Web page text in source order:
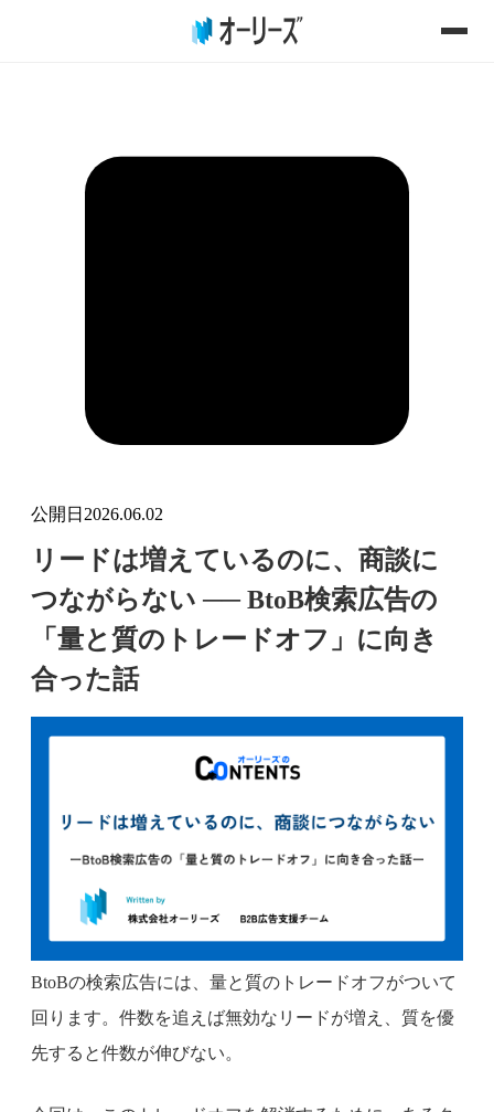
公開日 2026.06.02
リードは増えているのに、商談に
つながらない ── BtoB検索広告の
「量と質のトレードオフ」に向き
合った話
BtoBの検索広告には、量と質のトレードオフがついて
回ります。件数を追えば無効なリードが増え、質を優
先すると件数が伸びない。